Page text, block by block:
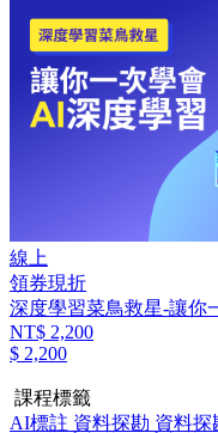
線上
領券現折
深度學習菜鳥救星-讓你
NT$ 2,200
$ 2,200
課程標籤
AI標註 資料探勘 資料探